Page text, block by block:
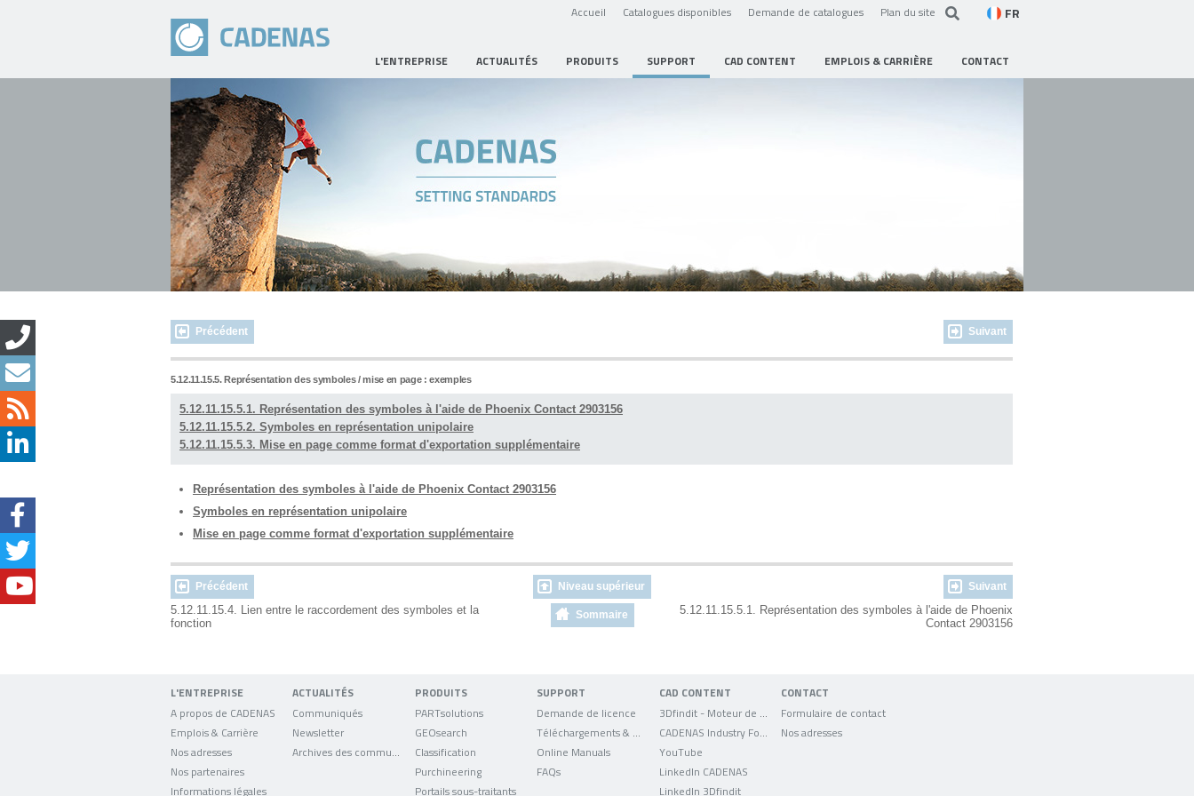
Accueil Catalogues disponibles Demande de catalogues Plan du site FR
L'ENTREPRISE ACTUALITÉS PRODUITS SUPPORT CAD CONTENT EMPLOIS & CARRIÈRE CONTACT
Précédent Suivant
5.12.11.15.5. Représentation des symboles / mise en page : exemples
5.12.11.15.5.1. Représentation des symboles à l'aide de Phoenix Contact 2903156
5.12.11.15.5.2. Symboles en représentation unipolaire
5.12.11.15.5.3. Mise en page comme format d'exportation supplémentaire
Représentation des symboles à l'aide de Phoenix Contact 2903156
Symboles en représentation unipolaire
Mise en page comme format d'exportation supplémentaire
Précédent Niveau supérieur Suivant
5.12.11.15.4. Lien entre le raccordement des symboles et la
fonction
Sommaire
5.12.11.15.5.1. Représentation des symboles à l'aide de Phoenix
Contact 2903156
L'ENTREPRISE
A propos de CADENAS
Emplois & Carrière
Nos adresses
Nos partenaires
Informations légales
ACTUALITÉS
Communiqués
Newsletter
PRODUITS
PARTsolutions
GEOsearch
Classification
Purchineering
Portails sous-traitants
SUPPORT
Demande de licence
Online Manuals
FAQs
CAD CONTENT
YouTube
LinkedIn CADENAS
LinkedIn 3Dfindit
CONTACT
Formulaire de contact
Nos adresses